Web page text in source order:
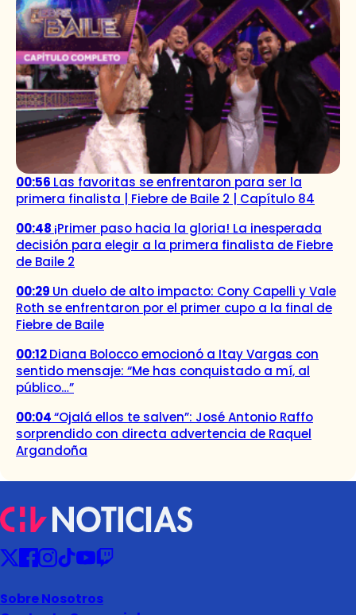
00:56 Las favoritas se enfrentaron para ser la
primera finalista | Fiebre de Baile 2 | Capítulo 84
00:48 ¡Primer paso hacia la gloria! La inesperada
decisión para elegir a la primera finalista de Fiebre
de Baile 2
00:29 Un duelo de alto impacto: Cony Capelli y Vale
Roth se enfrentaron por el primer cupo a la final de
Fiebre de Baile
00:12Diana Bolocco emocionó a Itay Vargas con
sentido mensaje: “Me has conquistado a mí, al
público…”
00:04“Ojalá ellos te salven”: José Antonio Raffo
sorprendido con directa advertencia de Raquel
Argandoña
Sobre Nosotros